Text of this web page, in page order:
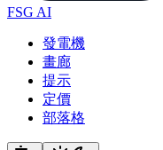
FSG AI
發電機
畫廊
提示
定價
部落格